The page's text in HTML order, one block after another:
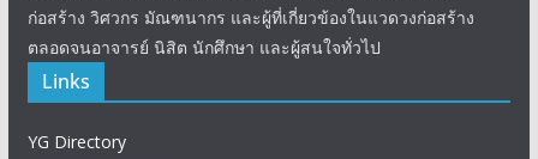
ก่อสร้าง วิศวกร มัณฑนากร และผู้ที่เกี่ยวข้องในแวดวงก่อสร้าง
ตลอดจนอาจารย์ นิสิต นักศึกษา และผู้สนใจทั่วไป
Links
YG Directory